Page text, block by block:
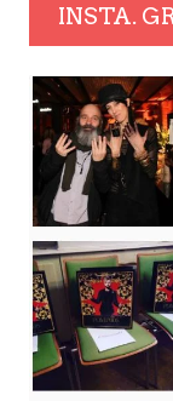
INSTA.